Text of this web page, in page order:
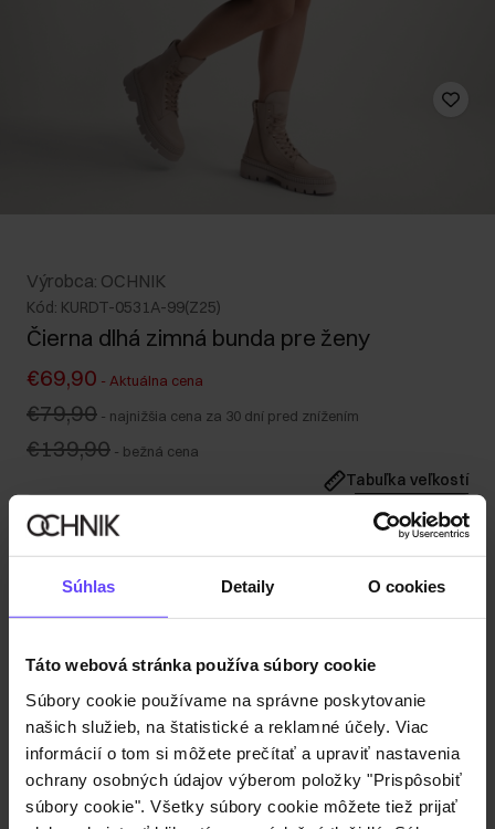
Súhlas Detaily O cookies
Táto webová stránka používa súbory cookie
Súbory cookie používame na správne poskytovanie
našich služieb, na štatistické a reklamné účely. Viac
informácií o tom si môžete prečítať a upraviť nastavenia
ochrany osobných údajov výberom položky "Prispôsobiť
súbory cookie". Všetky súbory cookie môžete tiež prijať
Výrobca: OCHNIK
Kód: KURDT-0531A-99(Z25)
Čierna dlhá zimná bunda pre ženy
€69,90 - Aktuálna cena
€79,90 - najnižšia cena za 30 dní pred znížením
€139,90 - bežná cena
Tabuľka veľkostí
Vyberte veľkosť
Odporúčame zvoliť menšiu veľkosť.
Naša modelka meria 176 cm a má na sebe veľkosť S.
Odoslanie do 1 pracovného dňa
Detaily
Zloženie